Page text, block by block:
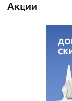
Акции